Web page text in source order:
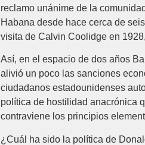
reclamo unánime de la
Habana desde hace cerca de
visita de Calvin Coolidge en
Así, en el espacio de dos años
alivió un poco las sanciones
ciudadanos estadounidenses
política de hostilidad anacrónica
contraviene los principios
¿Cuál ha sido la política de